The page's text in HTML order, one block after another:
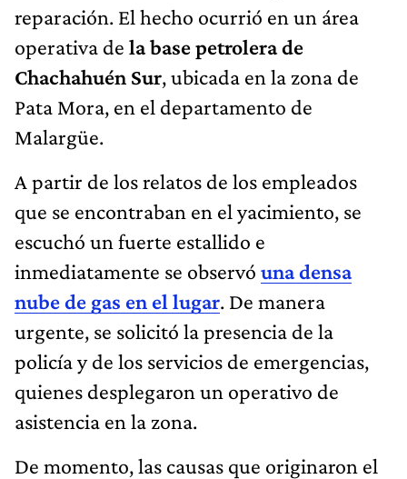
reparación. El hecho ocurrió en un área
operativa de la base petrolera de
Chachahuén Sur, ubicada en la zona de
Pata Mora, en el departamento de
Malargüe.
A partir de los relatos de los empleados
que se encontraban en el yacimiento, se
escuchó un fuerte estallido e
inmediatamente se observó una densa
nube de gas en el lugar. De manera
urgente, se solicitó la presencia de la
policía y de los servicios de emergencias,
quienes desplegaron un operativo de
asistencia en la zona.
De momento, las causas que originaron el